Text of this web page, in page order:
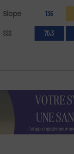
Slope 136
SSS 70,3